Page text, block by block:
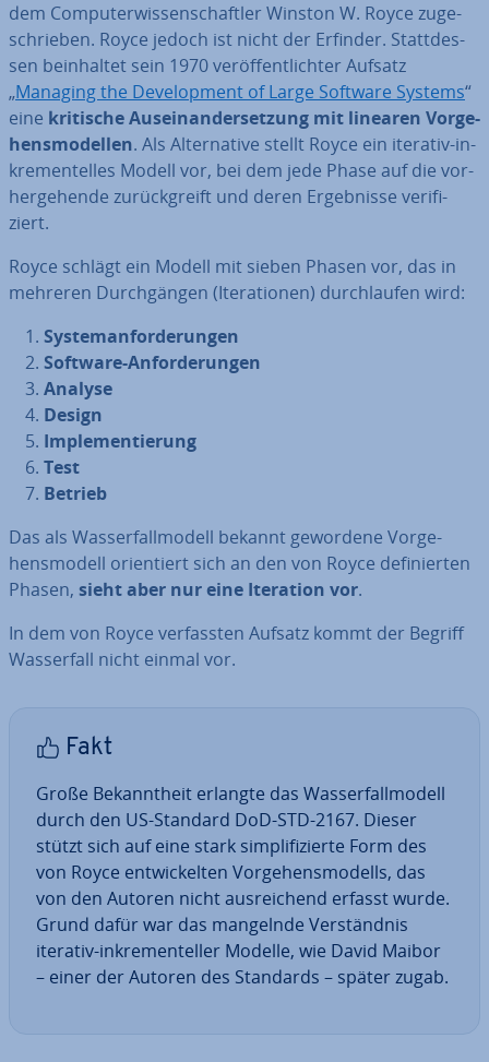
dem Com­pu­ter­wis­sen­schaft­ler Winston W. Royce zu­ge­
schrie­ben. Royce jedoch ist nicht der Erfinder. Statt­des­
sen be­inhal­tet sein 1970 ver­öf­fent­lich­ter Aufsatz
„Managing the De­ve­lo­p­ment of Large Software Systems“
eine kritische Aus­ein­an­der­set­zung mit linearen Vor­ge­
hens­mo­del­len. Als Al­ter­na­ti­ve stellt Royce ein iterativ-in­
kre­men­tel­les Modell vor, bei dem jede Phase auf die vor­
her­ge­hen­de zu­rück­greift und deren Er­geb­nis­se ve­ri­fi­
ziert.
Royce schlägt ein Modell mit sieben Phasen vor, das in
mehreren Durch­gän­gen (Ite­ra­tio­nen) durch­lau­fen wird:
Sys­tem­an­for­de­run­gen
Software-An­for­de­run­gen
Analyse
Design
Im­ple­men­tie­rung
Test
Betrieb
Das als Was­ser­fall­mo­dell bekannt gewordene Vor­ge­
hens­mo­dell ori­en­tiert sich an den von Royce de­fi­nier­ten
Phasen, sieht aber nur eine Iteration vor.
In dem von Royce ver­fass­ten Aufsatz kommt der Begriff
Was­ser­fall nicht einmal vor.
Fakt
Große Be­kannt­heit erlangte das Was­ser­fall­mo­dell
durch den US-Standard DoD-STD-2167. Dieser
stützt sich auf eine stark sim­pli­fi­zier­te Form des
von Royce ent­wi­ckel­ten Vor­ge­hens­mo­dells, das
von den Autoren nicht aus­rei­chend erfasst wurde.
Grund dafür war das mangelnde Ver­ständ­nis
iterativ-in­kre­men­tel­ler Modelle, wie David Maibor
– einer der Autoren des Standards – später zugab.